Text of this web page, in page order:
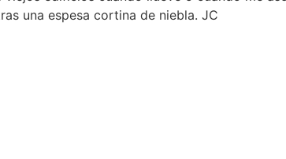
una espesa cortina de niebla. JC